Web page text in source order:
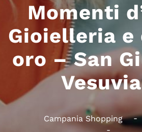
Momenti
Gioielleria e
oro – San
Campania Shopping